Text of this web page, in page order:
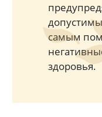
самым
здоровья.